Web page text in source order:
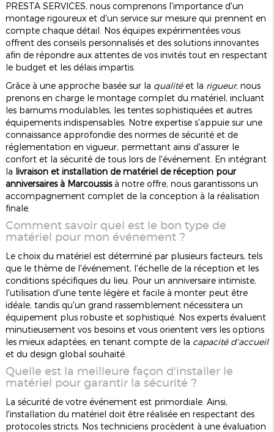
PRESTA SERVICES, nous comprenons l'importance d'un
montage rigoureux et d'un service sur mesure qui prennent en
compte chaque détail. Nos équipes expérimentées vous
offrent des conseils personnalisés et des solutions innovantes
afin de répondre aux attentes de vos invités tout en respectant
le budget et les délais impartis.
Grâce à une approche basée sur la qualitéet la rigueur, nous
prenons en charge le montage complet du matériel, incluant
les barnums modulables, les tentes sophistiquées et autres
équipements indispensables. Notre expertise s'appuie sur une
connaissance approfondie des normes de sécurité et de
réglementation en vigueur, permettant ainsi d'assurer le
confort et la sécurité de tous lors de l'événement. En intégrant
la livraison et installation de matériel de réception pour
anniversaires à Marcoussisà notre offre, nous garantissons un
accompagnement complet de la conception à la réalisation
finale.
Comment savoir quel est le bon type de
matériel pour mon événement ?
Le choix du matériel est déterminé par plusieurs facteurs, tels
que le thème de l'événement, l'échelle de la réception et les
conditions spécifiques du lieu. Pour un anniversaire intimiste,
l'utilisation d'une tente légère et facile à monter peut être
idéale, tandis qu'un grand rassemblement nécessitera un
équipement plus robuste et sophistiqué. Nos experts évaluent
minutieusement vos besoins et vous orientent vers les options
les mieux adaptées, en tenant compte de la capacité d'accueil
et du design global souhaité.
Quelle est la meilleure façon d'installer le
matériel pour garantir la sécurité ?
La sécurité de votre événement est primordiale. Ainsi,
l'installation du matériel doit être réalisée en respectant des
protocoles stricts. Nos techniciens procèdent à une évaluation